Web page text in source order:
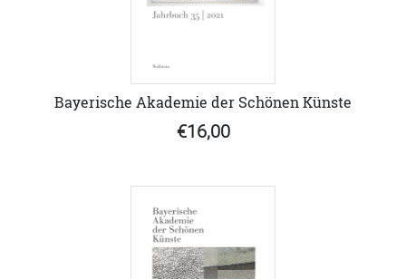
Bayerische Akademie der Schönen Künste
€16,00